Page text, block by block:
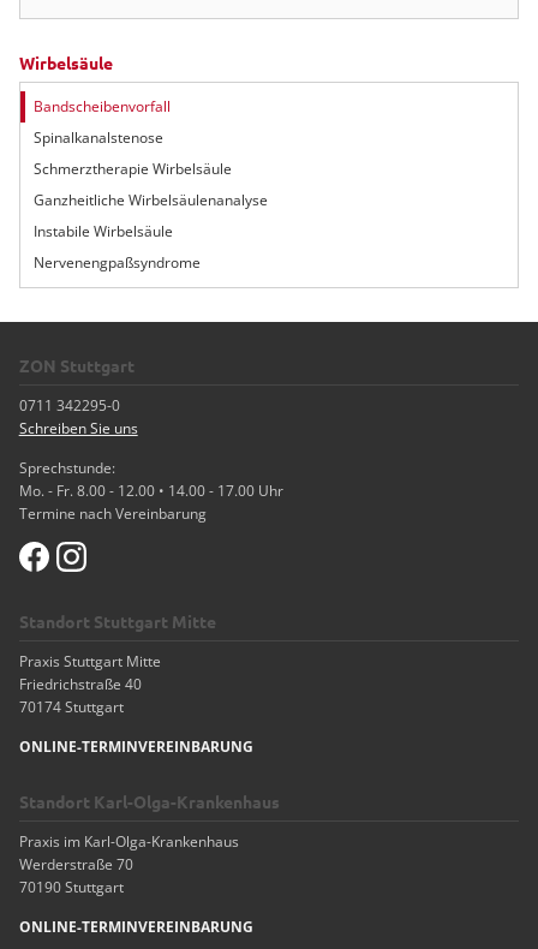
Wirbelsäule
überspringen
Bandscheibenvorfall
Spinalkanalstenose
Schmerztherapie Wirbelsäule
Ganzheitliche Wirbelsäulenanalyse
Instabile Wirbelsäule
Nervenengpaßsyndrome
ZON Stuttgart
0711 342295-0
Schreiben Sie uns
Sprechstunde:
Mo. - Fr. 8.00 - 12.00 • 14.00 - 17.00 Uhr
Termine nach Vereinbarung
Standort Stuttgart Mitte
Praxis Stuttgart Mitte
Friedrichstraße 40
70174 Stuttgart
ONLINE-TERMINVEREINBARUNG
Standort Karl-Olga-Krankenhaus
Praxis im Karl-Olga-Krankenhaus
Werderstraße 70
70190 Stuttgart
ONLINE-TERMINVEREINBARUNG